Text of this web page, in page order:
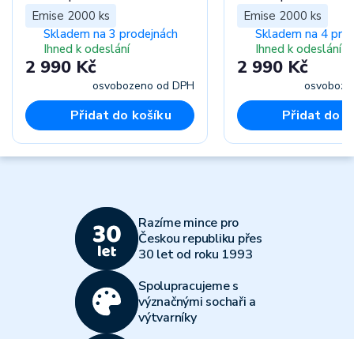
Emise 2000 ks
Skladem na 3 prodejnách
Ihned k odeslání
2 990 Kč
osvobozeno od DPH
Přidat do košíku
Emise 2000 ks
Skladem na 4
Ihned k odeslání
2 990 Kč
Přidat do
Razíme mince pro
Českou republiku přes
30 let od roku 1993
Spolupracujeme s
význačnými sochaři a
výtvarníky